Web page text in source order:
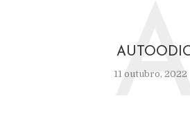
11 outubro, 2022